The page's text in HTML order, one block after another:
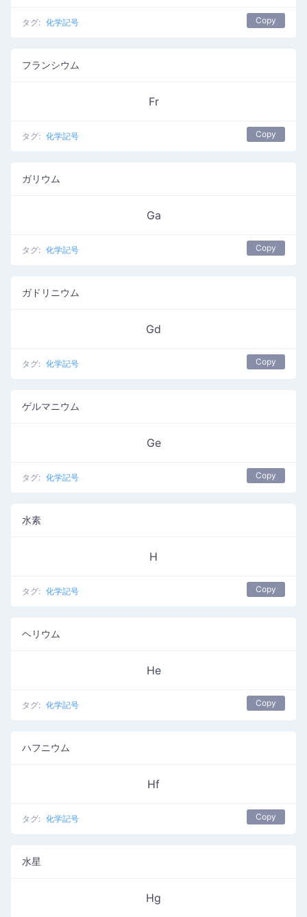
タグ: 化学記号 Copy
フランシウム
Fr
タグ: 化学記号 Copy
ガリウム
Ga
タグ: 化学記号 Copy
ガドリニウム
Gd
タグ: 化学記号 Copy
ゲルマニウム
Ge
タグ: 化学記号 Copy
水素
H
タグ: 化学記号 Copy
ヘリウム
He
タグ: 化学記号 Copy
ハフニウム
Hf
タグ: 化学記号 Copy
水星
Hg